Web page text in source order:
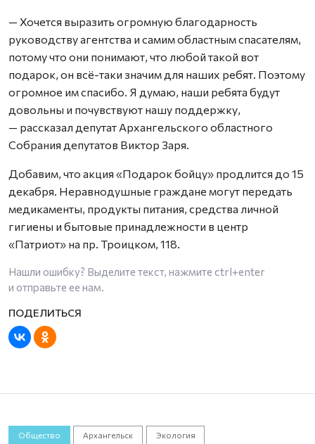
— Хочется выразить огромную благодарность
руководству агентства и самим областным спасателям,
потому что они понимают, что любой такой вот
подарок, он всё-таки значим для наших ребят. Поэтому
огромное им спасибо. Я думаю, наши ребята будут
довольны и почувствуют нашу поддержку,
— рассказал депутат Архангельского областного
Собрания депутатов Виктор Заря.
Добавим, что акция «Подарок бойцу» продлится до 15
декабря. Неравнодушные граждане могут передать
медикаменты, продукты питания, средства личной
гигиены и бытовые принадлежности в центр
«Патриот» на пр. Троицком, 118.
Нашли ошибку? Выделите текст, нажмите ctrl+enter
и отправьте ее нам.
Общество Архангельск Экология